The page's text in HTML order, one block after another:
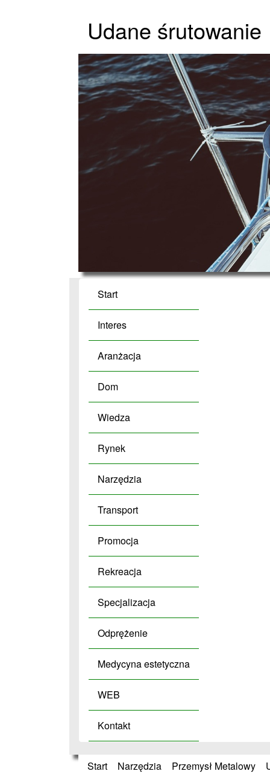
Udane śrutowanie
Start
Interes
Aranżacja
Dom
Wiedza
Rynek
Narzędzia
Transport
Promocja
Rekreacja
Specjalizacja
Odprężenie
Medycyna estetyczna
WEB
Kontakt
Start Narzędzia Przemysł Metalowy